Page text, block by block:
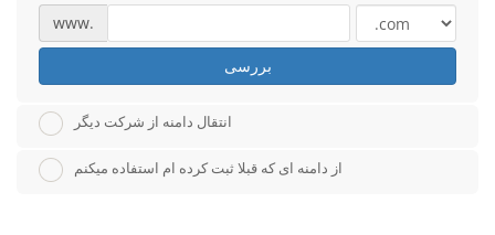
www.
بررسی
انتقال دامنه از شرکت دیگر
از دامنه ای که قبلا ثبت کرده ام استفاده میکنم